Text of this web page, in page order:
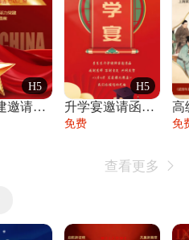
H5
党员团建邀请函党建活动风采党会工作汇报总
H5
升学宴邀请函喜报金榜题名高端谢师宴邀请函
免费 免
查看更多 